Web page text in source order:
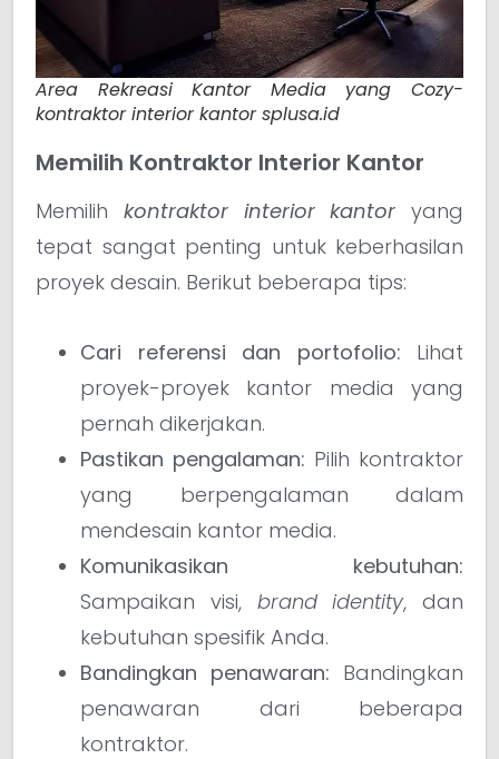
Area Rekreasi Kantor Media yang Cozy-
kontraktor interior kantor splusa.id
Memilih Kontraktor Interior Kantor
Memilih kontraktor interior kantor yang
tepat sangat penting untuk keberhasilan
proyek desain. Berikut beberapa tips:
Cari referensi dan portofolio: Lihat
proyek-proyek kantor media yang
pernah dikerjakan.
Pastikan pengalaman: Pilih kontraktor
yang berpengalaman dalam
mendesain kantor media.
Komunikasikan kebutuhan:
Sampaikan visi, brand identity, dan
kebutuhan spesifik Anda.
Bandingkan penawaran: Bandingkan
penawaran dari beberapa
kontraktor.